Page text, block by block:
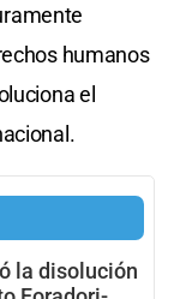
humanos
el
la disolución